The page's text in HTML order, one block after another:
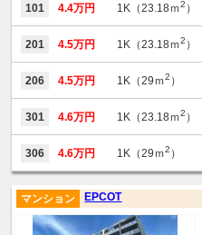
101 4.4万円 1K（23.18ｍ2 ）
201 4.5万円 1K（23.18ｍ2 ）
206 4.5万円 1K（29ｍ2 ）
301 4.6万円 1K（23.18ｍ2 ）
306 4.6万円 1K（29ｍ2 ）
EPCOT
マンション